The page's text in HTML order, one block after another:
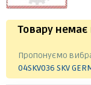
Товару немає
Пропонуємо
04SKV036 SKV